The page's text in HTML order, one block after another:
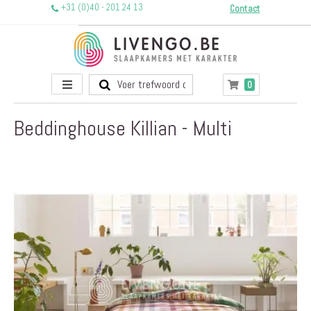
+31 (0)40 - 201 24 13 Contact
Toggle
Nav
Winkelwagen
0producten
Beddinghouse Killian - Multi
einde
afbeeldingen-
gallerij